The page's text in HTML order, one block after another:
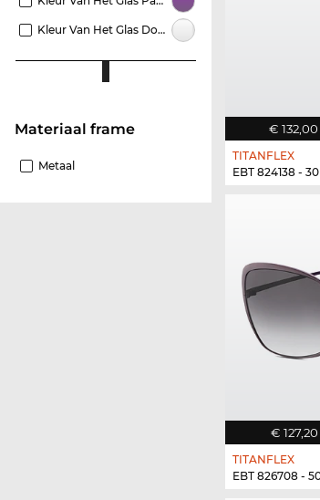
Kleur Van Het Glas Doorzichtig
Materiaal frame
Metaal
€ 132,00
TITANFLEX
EBT 824138 - 30
€ 127,20
TITANFLEX
EBT 826708 -